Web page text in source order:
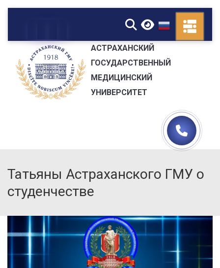
▼
АСТРАХАНСКИЙ
ГОСУДАРСТВЕННЫЙ
МЕДИЦИНСКИЙ
УНИВЕРСИТЕТ
Татьяны Астраханского ГМУ о
студенчестве